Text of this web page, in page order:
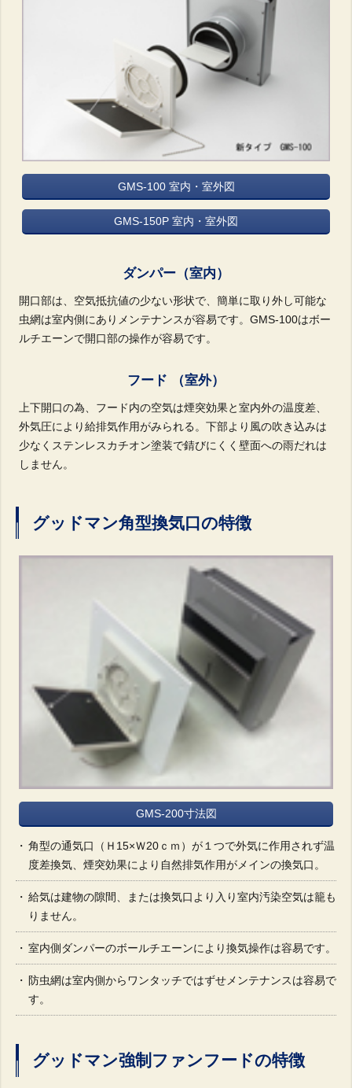
GMS-100 室内・室外図
GMS-150P 室内・室外図
ダンパー（室内）
開口部は、空気抵抗値の少ない形状で、簡単に取り外し可能な
虫網は室内側にありメンテナンスが容易です。 GMS-100はボー
ルチエーンで開口部の操作が容易です。
フード （室外）
上下開口の為、フード内の空気は煙突効果と室内外の温度差、
外気圧により給排気作用がみられる。 下部より風の吹き込みは
少なくステンレスカチオン塗装で錆びにくく壁面への雨だれは
しません。
グッドマン角型換気口の特徴
GMS-200寸法図
角型の通気口（Ｈ15×Ｗ20ｃｍ）が１つで外気に作用されず温
度差換気、煙突効果により自然排気作用がメインの換気口。
給気は建物の隙間、または換気口より入り室内汚染空気は籠も
りません。
室内側ダンパーのボールチエーンにより換気操作は容易です。
防虫網は室内側からワンタッチではずせメンテナンスは容易で
す。
グッドマン強制ファンフードの特徴